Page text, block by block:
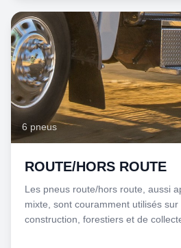
6 pneus
ROUTE/HORS ROUTE
Les pneus route/hors route, aussi
mixte, sont couramment utilisés
construction, forestiers et de